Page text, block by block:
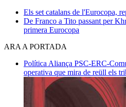
Els set catalans de l'Eurocopa,
De Franco a Tito passant per
primera Eurocopa
ARA A PORTADA
Política Aliança PSC-ERC-
operativa que mira de reüll els